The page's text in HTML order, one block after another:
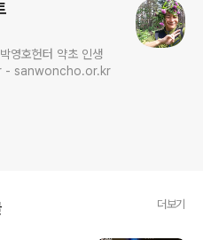
영호헌터 약초 인생
더보기